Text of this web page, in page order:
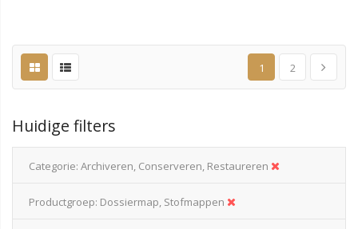
1 2
Huidige filters
Categorie Archiveren, Conserveren, Restaureren
Productgroep Dossiermap, Stofmappen